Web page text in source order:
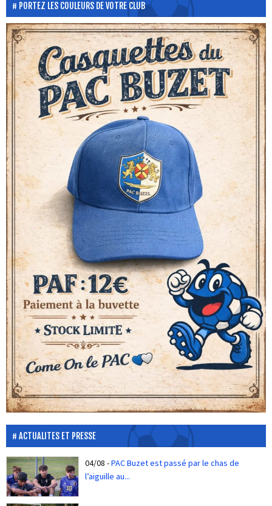
PORTEZ LES COULEURS DE VOTRE CLUB
ACTUALITES ET PRESSE
04/08 -PAC Buzet est passé par le chas de
l’aiguille au...